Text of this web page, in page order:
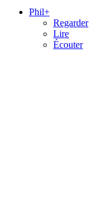
Phil+
Regarder
Lire
Écouter